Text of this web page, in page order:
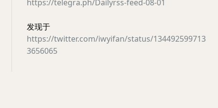
https://telegra.ph/Dailyrss-feed-08-01
发现于
https://twitter.com/iwyifan/status/134492599713
3656065